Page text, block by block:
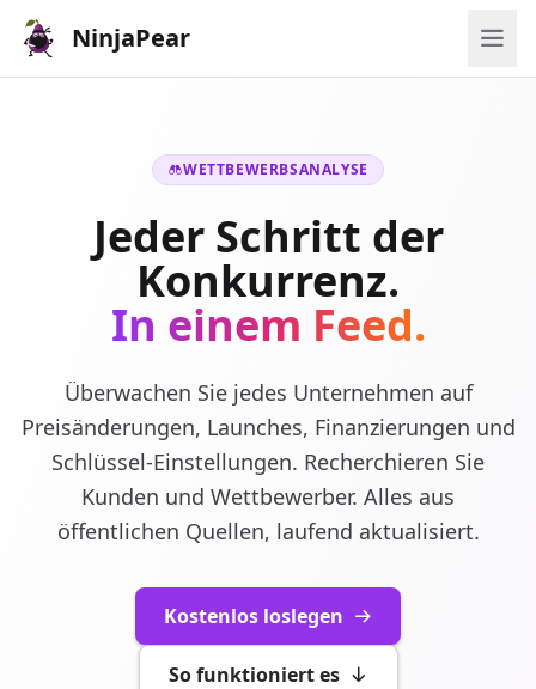
NinjaPear
WETTBEWERBSANALYSE
Jeder Schritt der
Konkurrenz.
In einem Feed.
Überwachen Sie jedes Unternehmen auf
Preisänderungen, Launches, Finanzierungen und
Schlüssel-Einstellungen. Recherchieren Sie
Kunden und Wettbewerber. Alles aus
öffentlichen Quellen, laufend aktualisiert.
Kostenlos loslegen
So funktioniert es